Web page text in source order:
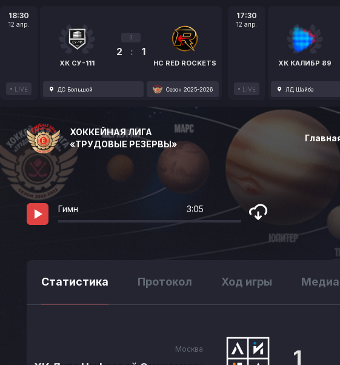
18:30
12 апр.
LIVE
ХК СУ-111
3
2 : 1
HC RED ROCKETS
ДС Большой Сезон 2025-2026
17:30
12 апр.
LIVE
ХК КАЛИБР 89
ЛД Шайба
ХОККЕЙНАЯ ЛИГА
«ТРУДОВЫЕ РЕЗЕРВЫ»
Гимн 3:05
Статистика Протокол Ход игры Медиа
Москва 1